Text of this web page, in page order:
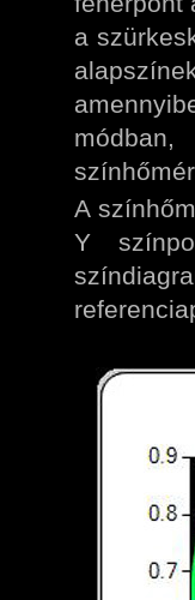
a
A
Y